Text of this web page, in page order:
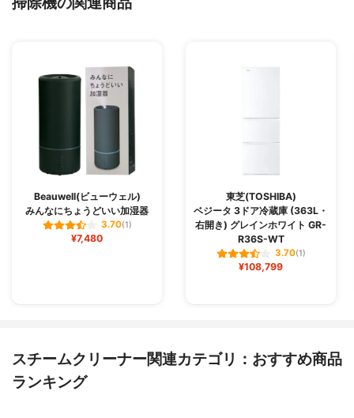
Beauwell(ビューウェル)
みんなにちょうどいい加湿器
3.70(1)
¥7,480
東芝(TOSHIBA)
ベジータ 3ドア冷蔵庫 (363L・
右開き) グレインホワイト GR-
R36S-WT
3.70(1)
¥108,799
スチームクリーナー関連カテゴリ：おすすめ商品
ランキング